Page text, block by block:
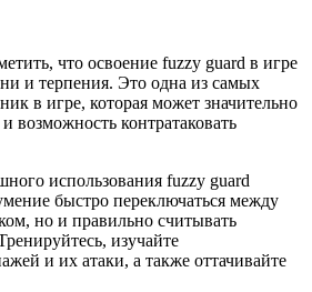
что освоение fuzzy guard в игре
и терпения. Это одна из самых
в игре, которая может значительно
возможность контратаковать
использования fuzzy guard
быстро переключаться между
но и правильно считывать
изучайте
и их атаки, а также оттачивайте